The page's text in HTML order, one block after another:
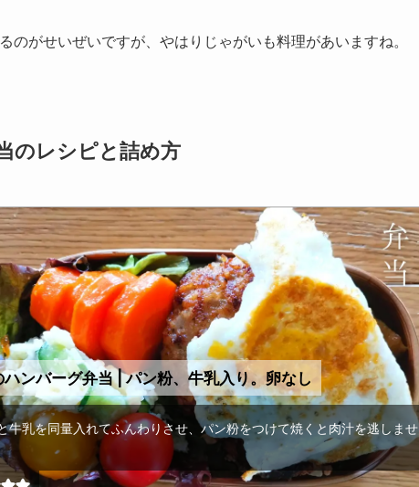
のがせいぜいですが、やはりじゃがいも料理があいますね。
のレシピと詰め方
ハンバーグ弁当 | パン粉、牛乳入り。卵なし
牛乳を同量入れてふんわりさせ、パン粉をつけて焼くと肉汁を逃しませ